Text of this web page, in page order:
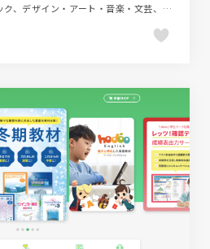
スタイリッシュ、ダイナミック、デザイン・アート・音楽・文芸、ポートフォリオ、動画が流れる